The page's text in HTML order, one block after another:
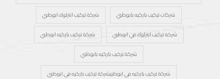
شركات تركيب باركيه بابوظبي
شركة تركيب انترلوك ابوظبي
شركة تركيب انترلوك في ابوظبي
شركة تركيب باركيه ابوظبي
شركة تركيب باركيه بابوظبي
شركة تركيب باركيه في ابوظبيشركة تركيب باركيه في ابوظبي